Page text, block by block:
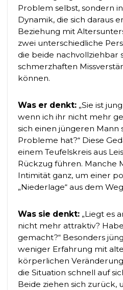
Problem selbst, sondern
Dynamik, die sich daraus
Beziehung mit
zwei unterschiedliche
die beide nachvollziehbar
schmerzhaften
können.
Was er denkt: „Sie ist
wenn ich ihr nicht mehr
sich einen jüngeren Mann
Probleme hat?“ Diese
einem Teufelskreis aus
Rückzug führen. Manche
Intimität ganz, um einer
„Niederlage“ aus dem
Was sie denkt: „Liegt es
nicht mehr attraktiv?
gemacht?“ Besonders
weniger Erfahrung mit
körperlichen
die Situation schnell auf
Beide ziehen sich zurück,